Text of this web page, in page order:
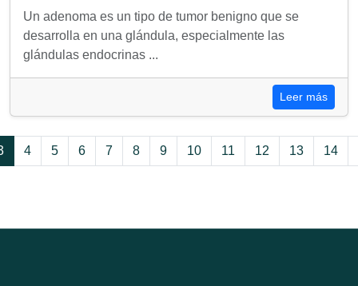
Un adenoma es un tipo de tumor benigno que se
desarrolla en una glándula, especialmente las
glándulas endocrinas ...
Leer más
4 5 6 7 8 9 10 11 12 13 14